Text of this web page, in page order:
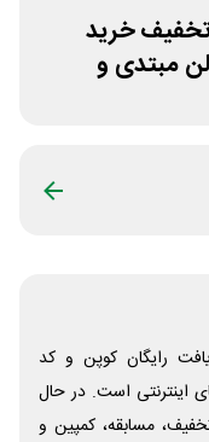
خرید
مبتدی و
رایگان کوپن و کد
اینترنتی است. در حال
مسابقه، کمپین و